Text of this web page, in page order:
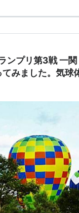
ンプリ第3戦 一
みました。気球